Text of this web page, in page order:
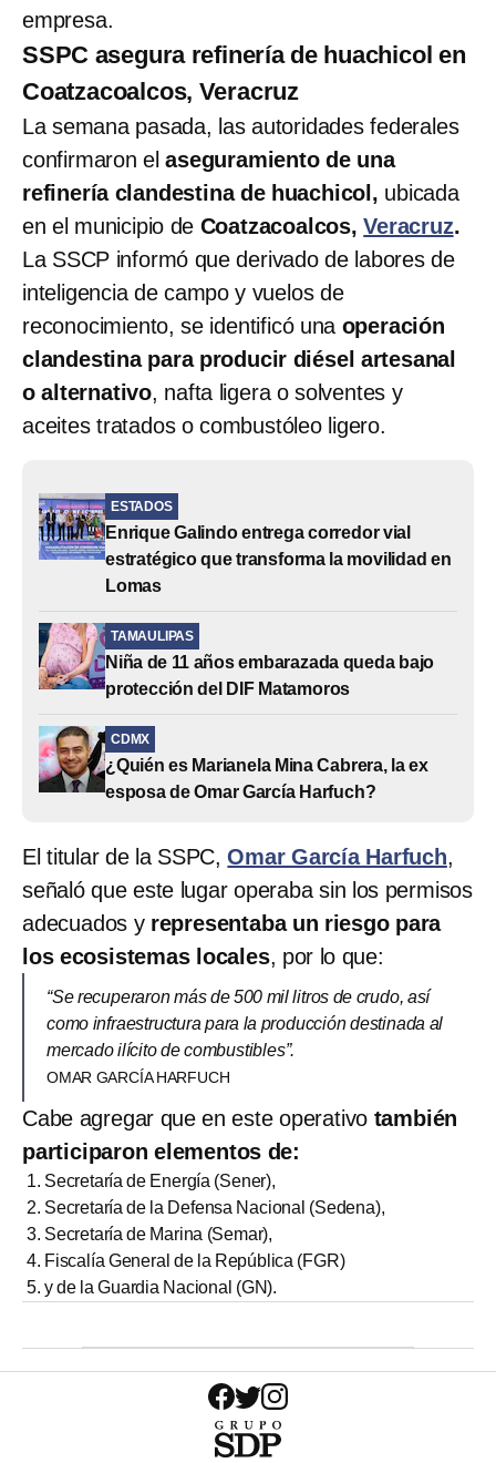
empresa.
SSPC asegura refinería de huachicol en
Coatzacoalcos, Veracruz
La semana pasada, las autoridades federales
confirmaron elaseguramiento de una
refinería clandestina de huachicol, ubicada
en el municipio de Coatzacoalcos,Veracruz.
La SSCP informó que derivado de labores de
inteligencia de campo y vuelos de
reconocimiento, se identificó una operación
clandestina para producir diésel artesanal
o alternativo, nafta ligera o solventes y
aceites tratados o combustóleo ligero.
ESTADOS
Enrique Galindo entrega corredor vial
estratégico que transforma la movilidad en
Lomas
TAMAULIPAS
Niña de 11 años embarazada queda bajo
protección del DIF Matamoros
CDMX
¿Quién es Marianela Mina Cabrera, la ex
esposa de Omar García Harfuch?
El titular de la SSPC,Omar García Harfuch,
señaló que este lugar operaba sin los permisos
adecuados y representaba un riesgo para
los ecosistemas locales, por lo que:
“Se recuperaron más de 500 mil litros de crudo, así
como infraestructura para la producción destinada al
mercado ilícito de combustibles”.
OMAR GARCÍA HARFUCH
Cabe agregar que en este operativo también
participaron elementos de:
Secretaría de Energía (Sener),
Secretaría de la Defensa Nacional (Sedena),
Secretaría de Marina (Semar),
Fiscalía General de la República (FGR)
y de la Guardia Nacional (GN).